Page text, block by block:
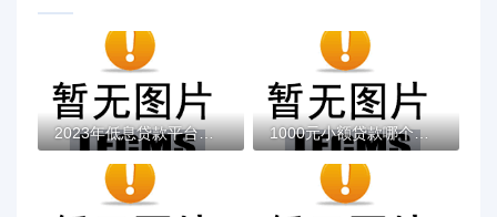
2023年低息贷款平台推荐：如何选择最划算的... 1000元小额贷款哪个平台好下款？实测5个靠谱...